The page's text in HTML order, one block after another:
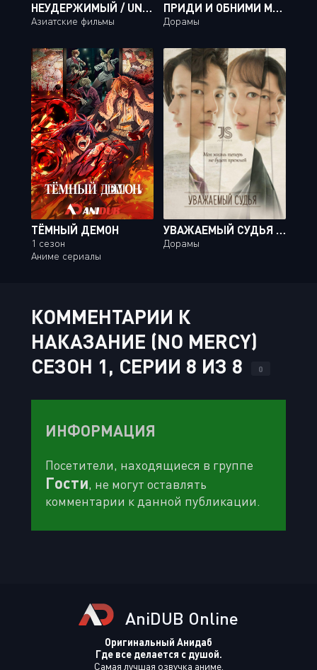
НЕУДЕРЖИМЫЙ / UNSTOPPABLE
Азиатские фильмы
ПРИДИ И ОБНИМИ МЕНЯ / COME AND HUG ME [20 ИЗ 32]
Дорамы
ТЁМНЫЙ ДЕМОН
1 сезон
Аниме сериалы
УВАЖАЕМЫЙ СУДЬЯ / YOUR HONOR [16 ИЗ 16]
Дорамы
КОММЕНТАРИИ К
НАКАЗАНИЕ (NO MERCY)
СЕЗОН 1, СЕРИИ 8 ИЗ 8
0
ИНФОРМАЦИЯ
Посетители, находящиеся в группе
Гости, не могут оставлять
комментарии к данной публикации.
AniDUB Online
Оригинальный Анидаб
Где все делается с душой.
Самая лучшая озвучка аниме.